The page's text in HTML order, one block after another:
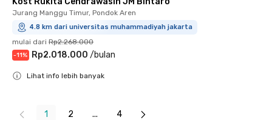
Jurang Manggu Timur, Pondok Aren
4.8 km dari universitas muhammadiyah jakarta
mulai dari Rp2.268.000
-11% Rp2.018.000 /bulan
Lihat info lebih banyak
1 2 ... 4